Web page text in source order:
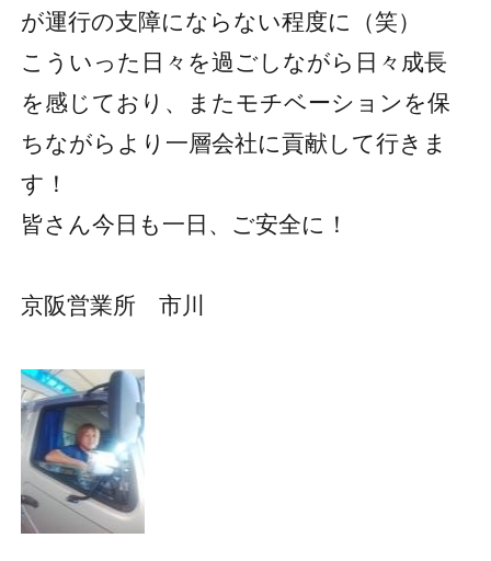
が運行の支障にならない程度に（笑）
こういった日々を過ごしながら日々成長
を感じており、またモチベーションを保
ちながらより一層会社に貢献して行きま
す！
皆さん今日も一日、ご安全に！
京阪営業所 市川